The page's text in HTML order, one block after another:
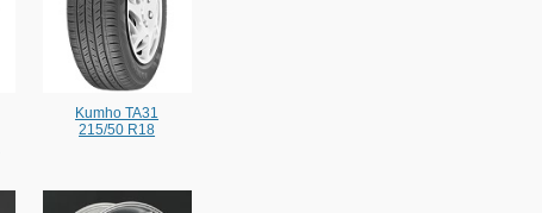
Kumho TA31
215/50 R18